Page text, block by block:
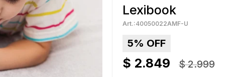
Lexibook
40050022AMF-U
5
$ 2.849 $ 2.999